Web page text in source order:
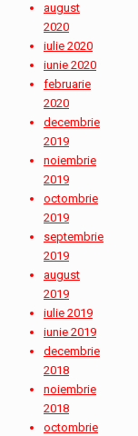
august
2020
iulie 2020
iunie 2020
februarie
2020
decembrie
2019
noiembrie
2019
octombrie
2019
septembrie
2019
august
2019
iulie 2019
iunie 2019
decembrie
2018
noiembrie
2018
octombrie